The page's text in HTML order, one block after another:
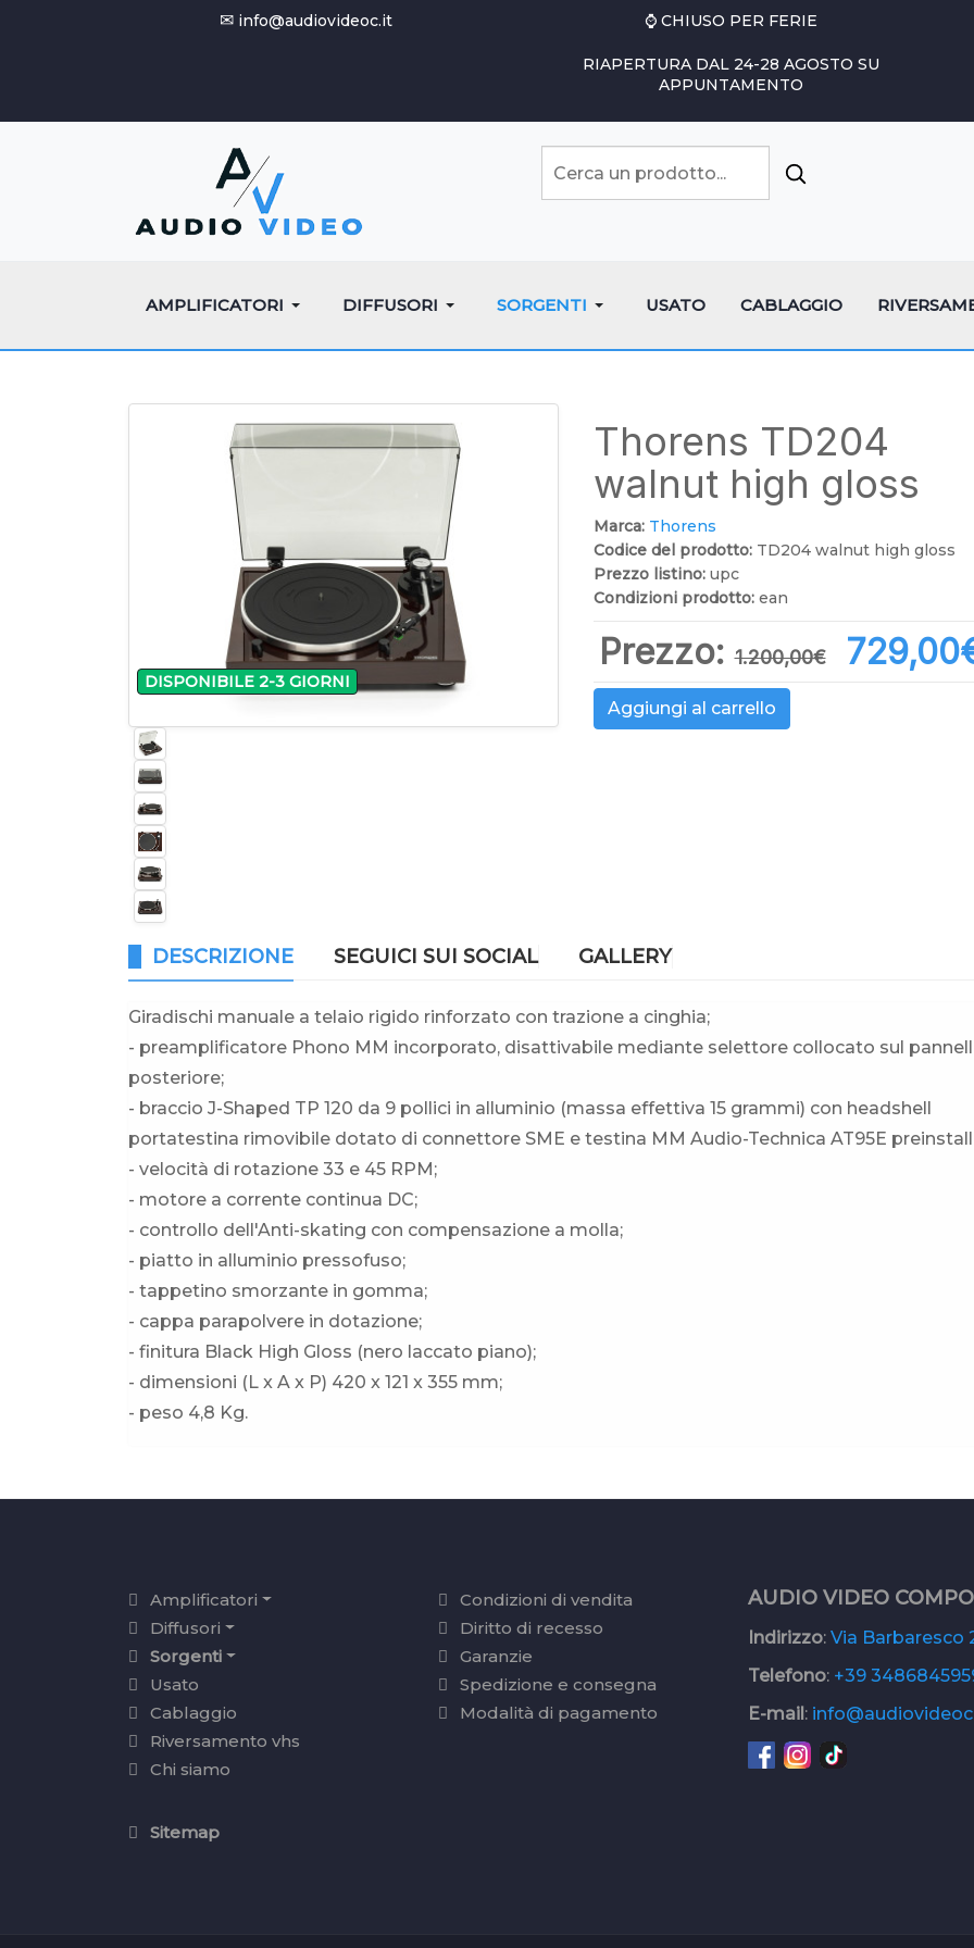
✉ info@audiovideoc.it ⌚ CHIUSO PER FERIE
RIAPERTURA DAL 24-28 AGOSTO SU
APPUNTAMENTO
AMPLIFICATORI DIFFUSORI SORGENTI USATO CABLAGGIO
DISPONIBILE 2-3 GIORNI
Thorens TD204
walnut high gloss
Marca: Thorens
Codice del prodotto: TD204 walnut high gloss
Prezzo listino: upc
Condizioni prodotto: ean
Prezzo:1.200,00‎€
Aggiungi al carrello
DESCRIZIONE SEGUICI SUI SOCIAL GALLERY
Giradischi manuale a telaio rigido rinforzato con trazione a cinghia;
- preamplificatore Phono MM incorporato, disattivabile mediante selettore collocato sul
posteriore;
- braccio J-Shaped TP 120 da 9 pollici in alluminio (massa effettiva 15 grammi) con headshell
portatestina rimovibile dotato di connettore SME e testina MM Audio-Technica AT95E
- velocità di rotazione 33 e 45 RPM;
- motore a corrente continua DC;
- controllo dell'Anti-skating con compensazione a molla;
- piatto in alluminio pressofuso;
- tappetino smorzante in gomma;
- cappa parapolvere in dotazione;
- finitura Black High Gloss (nero laccato piano);
- dimensioni (L x A x P) 420 x 121 x 355 mm;
- peso 4,8 Kg.
Amplificatori
Diffusori
Sorgenti
Usato
Cablaggio
Riversamento vhs
Chi siamo
Sitemap
Condizioni di vendita
Diritto di recesso
Garanzie
Spedizione e consegna
Modalità di pagamento
AUDIO VIDEO
Indirizzo: Via Barbaresco
Telefono: +39
E-mail: